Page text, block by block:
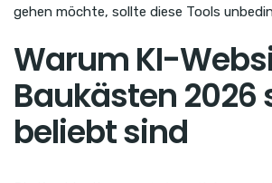
gehen möchte, sollte diese Tools
Warum KI-
Baukästen 2026
beliebt sind